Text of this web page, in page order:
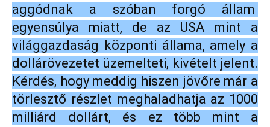
aggódnak a szóban forgó állam
egyensúlya miatt, de az USA mint a
világgazdaság központi állama, amely a
dollárövezetet üzemelteti, kivételt jelent.
Kérdés, hogy meddig hiszen jövőre már a
törlesztő részlet meghaladhatja az 1000
milliárd dollárt, és ez több mint a